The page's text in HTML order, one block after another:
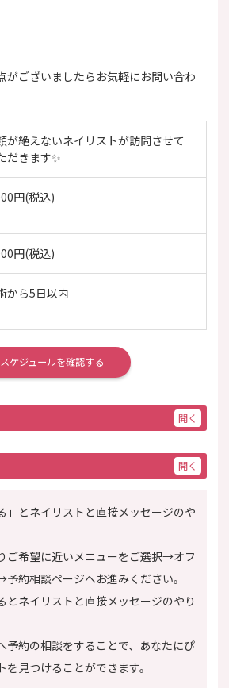
がございましたらお気軽にお問い合わ
が絶えないネイリストが訪問させて
だきます✨
円(税込)
円(税込)
から5日以内
スケジュールを確認する
」とネイリストと直接メッセージのや
ご希望に近いメニューをご選択→オフ
約相談ページへお進みください。
とネイリストと直接メッセージのやり
予約の相談をすることで、あなたにぴ
を見つけることができます。